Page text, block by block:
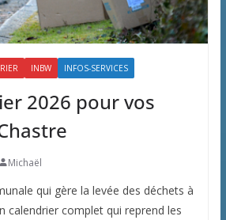
INBW INFOS-SERVICES
2026 pour vos
Michaël
qui gère la levée des déchets à
calendrier complet qui reprend les